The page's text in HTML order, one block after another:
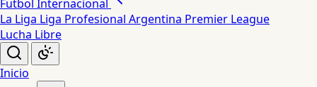
Futbol Internacional
La Liga Liga Profesional Argentina Premier League
Lucha Libre
Inicio